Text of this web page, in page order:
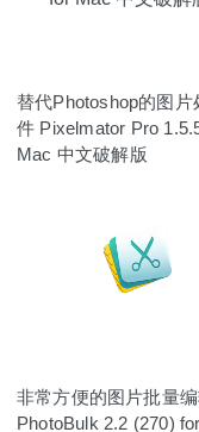
替代Photoshop的图片
件 Pixelmator Pro
Mac 中文破解版
非常方便的图片批量
PhotoBulk 2.2 (270)